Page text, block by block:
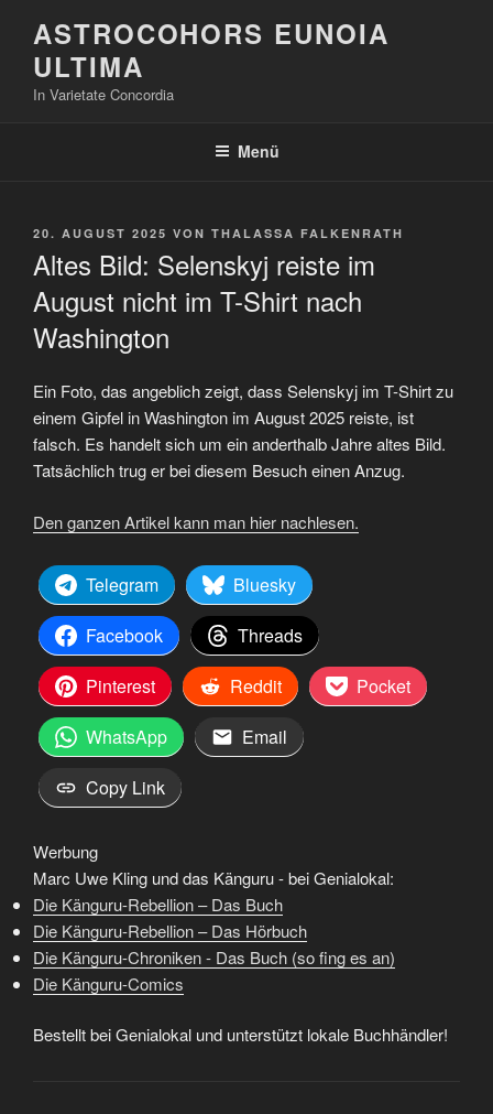
Inhalt
springen
ASTROCOHORS EUNOIA
ULTIMA
In Varietate Concordia
Menü
VERÖFFENTLICHT
20. AUGUST 2025 VON THALASSA FALKENRATH
Altes Bild: Selenskyj reiste im
August nicht im T-Shirt nach
Washington
Ein Foto, das angeblich zeigt, dass Selenskyj im T-Shirt zu
einem Gipfel in Washington im August 2025 reiste, ist
falsch. Es handelt sich um ein anderthalb Jahre altes Bild.
Tatsächlich trug er bei diesem Besuch einen Anzug.
Den ganzen Artikel kann man hier nachlesen.
Telegram
Bluesky
Facebook
Threads
Pinterest
Reddit
Pocket
WhatsApp
Email
Copy Link
Werbung
Marc Uwe Kling und das Känguru - bei Genialokal:
Die Känguru-Rebellion – Das Buch
Die Känguru-Rebellion – Das Hörbuch
Die Känguru-Chroniken - Das Buch (so fing es an)
Die Känguru-Comics
Bestellt bei Genialokal und unterstützt lokale Buchhändler!